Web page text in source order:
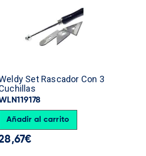
Set Rascador Con 3
Añadir al carrito
€